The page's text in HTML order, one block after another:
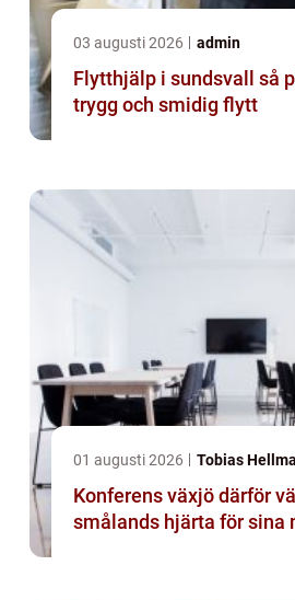
03 augusti 2026 admin
Flytthjälp i sundsvall så planerar du en
trygg och smidig flytt
01 augusti 2026 Tobias
Konferens växjö därför väljer allt fler
smålands hjärta för sina